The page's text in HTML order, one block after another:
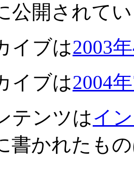
公開されて
イブは2003
イブは2004
テンツはイ
書かれたも